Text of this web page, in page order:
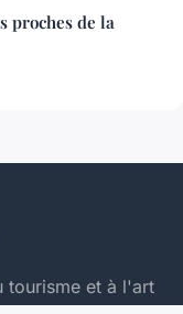
proches de la
tourisme et à l'art